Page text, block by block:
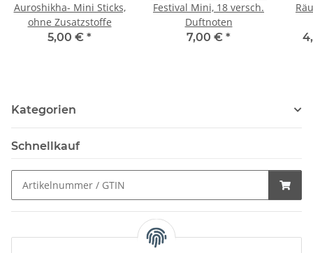
Auroshikha- Mini Sticks,
ohne Zusatzstoffe
5,00 € *
Festival Mini, 18 versch.
Duftnoten
7,00 € *
Kategorien
Schnellkauf